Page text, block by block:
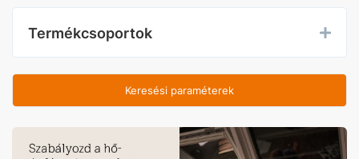
Termékcsoportok
Keresési paraméterek